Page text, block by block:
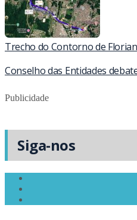
Trecho do Contorno de
Conselho das Entidades
Publicidade
Siga-nos